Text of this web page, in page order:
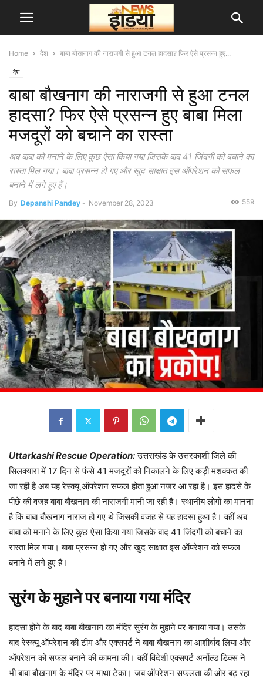
Home देश बाबा बौखनाग की नाराजगी से हुआ टनल हादसा? फिर ऐसे प्रसन्न हुए...
देश
बाबा बौखनाग की नाराजगी से हुआ टनल
हादसा? फिर ऐसे प्रसन्न हुए बाबा मिला
मजदूरों को बचाने का रास्ता
अब बाबा को मनाने के लिए कुछ ऐसा किया गया जिसके बाद 41 जिंदगी को बचाने का
रास्ता मिल गया। बाबा प्रसन्न हो गए और खुद साक्षात इस ऑपरेशन को सफल
बनाने में लगे हुए हैं।
By Depanshi Pandey - November 28, 2023 559
Uttarkashi Rescue Operation:उत्तराखंड के उत्तरकाशी जिले की
सिलक्यारा में 17 दिन से फंसे 41 मजदूरों को निकालने के लिए कड़ी मशक्कत की
जा रही है अब यह रेस्क्यू ऑपरेशन सफल होता हुआ नजर आ रहा है। इस हादसे के
पीछे की वजह बाबा बौखनाग की नाराजगी मानी जा रही है। स्थानीय लोगों का मानना
है कि बाबा बौखनाग नाराज हो गए थे जिसकी वजह से यह हादसा हुआ है। वहीं अब
बाबा को मनाने के लिए कुछ ऐसा किया गया जिसके बाद 41 जिंदगी को बचाने का
रास्ता मिल गया। बाबा प्रसन्न हो गए और खुद साक्षात इस ऑपरेशन को सफल
बनाने में लगे हुए हैं।
सुरंग के मुहाने पर बनाया गया मंदिर
हादसा होने के बाद बाबा बौखनाग का मंदिर सुरंग के मुहाने पर बनाया गया। उसके
बाद रेस्क्यू ऑपरेशन की टीम और एक्सपर्ट ने बाबा बौखनाग का आशीर्वाद लिया और
ऑपरेशन को सफल बनाने की कामना की। वहीं विदेशी एक्सपर्ट अर्नोल्ड डिक्स ने
भी बाबा बौखनाग के मंदिर पर माथा टेका। जब ऑपरेशन सफलता की ओर बढ़ रहा